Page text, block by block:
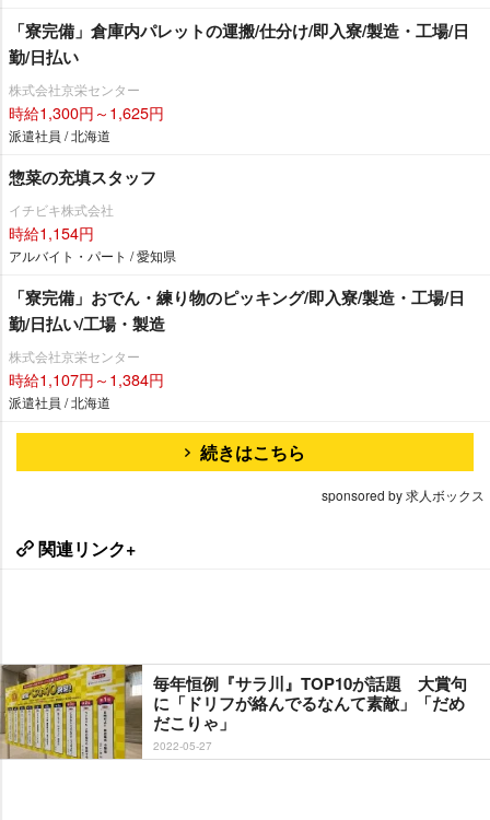
「寮完備」倉庫内パレットの運搬/仕分け/即入寮/製造・工場/日
勤/日払い
株式会社京栄センター
時給1,300円～1,625円
派遣社員 / 北海道
惣菜の充填スタッフ
イチビキ株式会社
時給1,154円
アルバイト・パート / 愛知県
「寮完備」おでん・練り物のピッキング/即入寮/製造・工場/日
勤/日払い/工場・製造
株式会社京栄センター
時給1,107円～1,384円
派遣社員 / 北海道
続きはこちら
sponsored by 求人ボックス
関連リンク+
毎年恒例『サラ川』TOP10が話題 大賞句
に「ドリフが絡んでるなんて素敵」「だめ
だこりゃ」
2022-05-27